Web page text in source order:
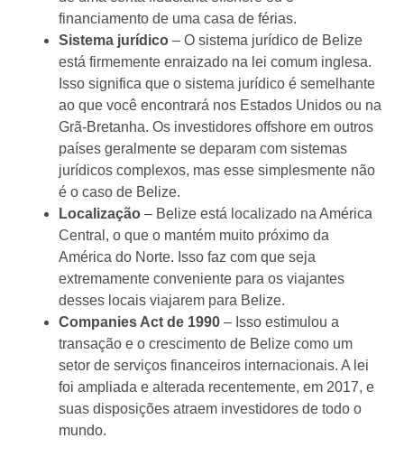
financiamento de uma casa de férias.
Sistema jurídico – O sistema jurídico de Belize
está firmemente enraizado na lei comum inglesa.
Isso significa que o sistema jurídico é semelhante
ao que você encontrará nos Estados Unidos ou na
Grã-Bretanha. Os investidores offshore em outros
países geralmente se deparam com sistemas
jurídicos complexos, mas esse simplesmente não
é o caso de Belize.
Localização – Belize está localizado na América
Central, o que o mantém muito próximo da
América do Norte. Isso faz com que seja
extremamente conveniente para os viajantes
desses locais viajarem para Belize.
Companies Act de 1990 – Isso estimulou a
transação e o crescimento de Belize como um
setor de serviços financeiros internacionais. A lei
foi ampliada e alterada recentemente, em 2017, e
suas disposições atraem investidores de todo o
mundo.